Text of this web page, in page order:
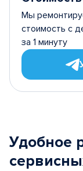
Мы
стоимость с
за 1 минуту
Удобное